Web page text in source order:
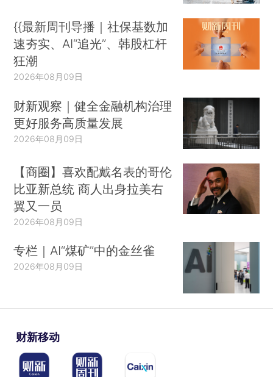
{{最新周刊导播｜社保基数加
速夯实、AI“追光”、韩股杠杆
狂潮
2026年08月09日
财新观察｜健全金融机构治理
更好服务高质量发展
2026年08月09日
【商圈】喜欢配戴名表的哥伦
比亚新总统 商人出身拉美右
翼又一员
2026年08月09日
专栏｜AI“煤矿”中的金丝雀
2026年08月09日
财新移动